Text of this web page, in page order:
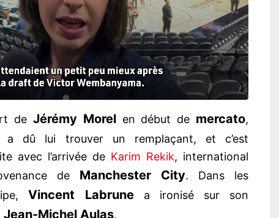
de Jérémy Morel en début de mercato,
a dû lui trouver un remplaçant, et c’est
avec l’arrivée de Karim Rekik, international
de Manchester City. Dans les
Vincent Labrunea ironisé sur son
Jean-Michel Aulas.